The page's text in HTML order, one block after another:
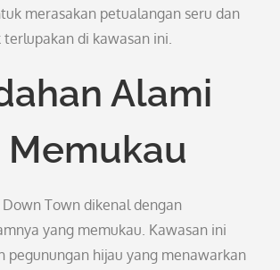
merasakan petualangan seru dan
terlupakan di kawasan ini.
Alami
Memukau
Town dikenal dengan
yang memukau. Kawasan ini
pegunungan hijau yang menawarkan